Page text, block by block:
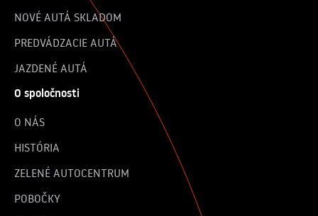
NOVÉ AUTÁ SKLADOM
PREDVÁDZACIE AUTÁ
JAZDENÉ AUTÁ
O spoločnosti
O NÁS
HISTÓRIA
ZELENÉ AUTOCENTRUM
POBOČKY